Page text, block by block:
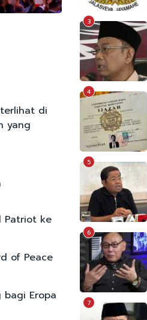
di
yang
Patriot ke
of Peace
bagi Eropa
3
4
5
6
7